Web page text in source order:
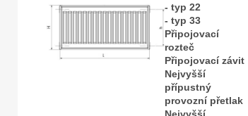
- typ 22
- typ 33
Připojovací
rozteč
Připojovací závit
Nejvyšší
přípustný
provozní přetlak